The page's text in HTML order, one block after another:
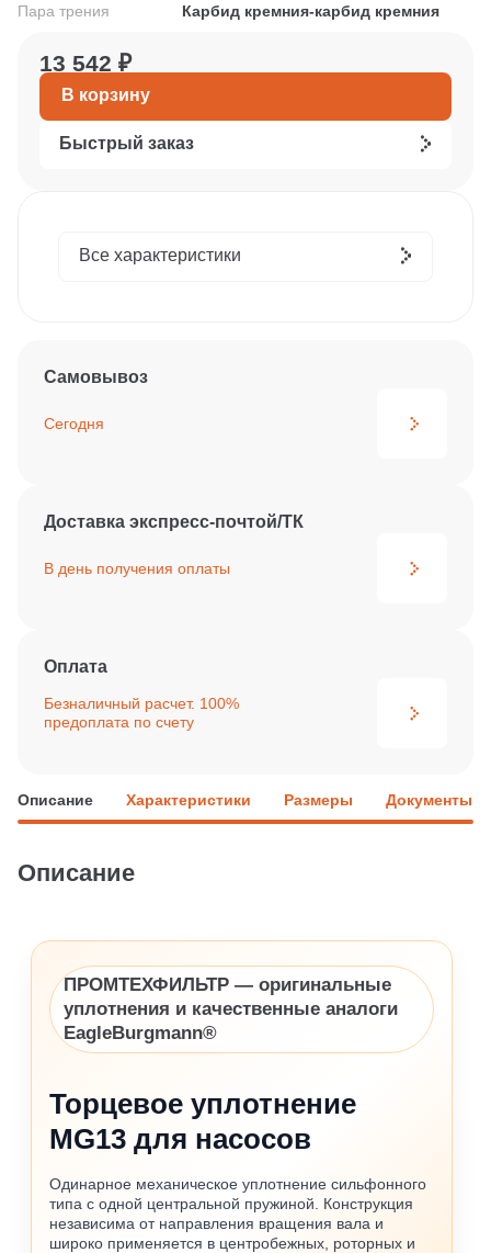
Пара трения Карбид кремния-карбид кремния
13 542 ₽
В корзину
Быстрый заказ
Все характеристики
Самовывоз
Сегодня
Доставка экспресс-почтой/ТК
В день получения оплаты
Оплата
Безналичный расчет. 100%
предоплата по счету
Описание Характеристики Размеры Документы
Описание
ПРОМТЕХФИЛЬТР — оригинальные
уплотнения и качественные аналоги
EagleBurgmann®
Торцевое уплотнение
MG13 для насосов
Одинарное механическое уплотнение сильфонного
типа с одной центральной пружиной. Конструкция
независима от направления вращения вала и
широко применяется в центробежных, роторных и